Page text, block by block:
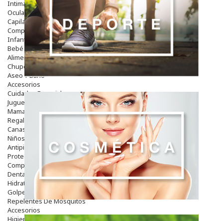
Intima
Ocular
Capilar
Complementos
Infantil
Bebé
Alimentación Y Complementos
Chupetes Y Mordedores
Aseo Y Baño
Accesorios
Cuidados Especiales
Juguetes
Mama
Regalos
Canastilla
Niños
Antipiojos
Protección Solar
Complementos Alimentarios
Dentales
Hidratantes
Golpes Y Hematomas
Repelentes De Mosquitos
Accesorios
Higiene